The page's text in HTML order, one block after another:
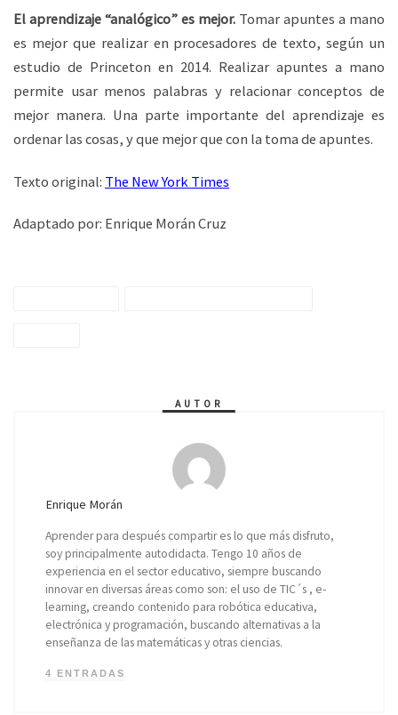
El aprendizaje “analógico” es mejor. Tomar apuntes a mano
es mejor que realizar en procesadores de texto, según un
estudio de Princeton en 2014. Realizar apuntes a mano
permite usar menos palabras y relacionar conceptos de
mejor manera. Una parte importante del aprendizaje es
ordenar las cosas, y que mejor que con la toma de apuntes.
Texto original: The New York Times
Adaptado por: Enrique Morán Cruz
AUTOR
Enrique Morán
Aprender para después compartir es lo que más disfruto,
soy principalmente autodidacta. Tengo 10 años de
experiencia en el sector educativo, siempre buscando
innovar en diversas áreas como son: el uso de TIC´s , e-
learning, creando contenido para robótica educativa,
electrónica y programación, buscando alternativas a la
enseñanza de las matemáticas y otras ciencias.
4 ENTRADAS